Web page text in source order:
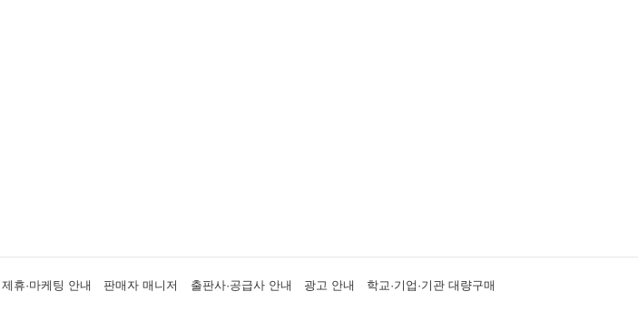
제휴·마케팅 안내 판매자 매니저 출판사·공급사 안내 광고 안내 학교·기업·기관 대량구매